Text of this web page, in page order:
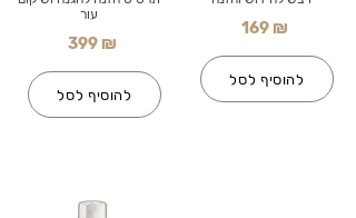
עור
399 ₪
להוסיף לסל
169 ₪
להוסיף לסל